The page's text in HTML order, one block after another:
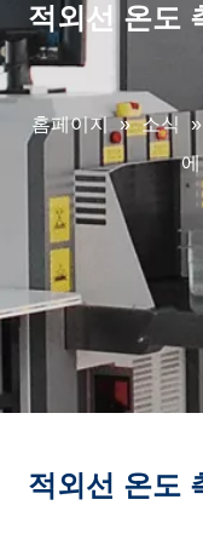
적외선 온도
홈페이지 » 소식 »
에
적외선 온도